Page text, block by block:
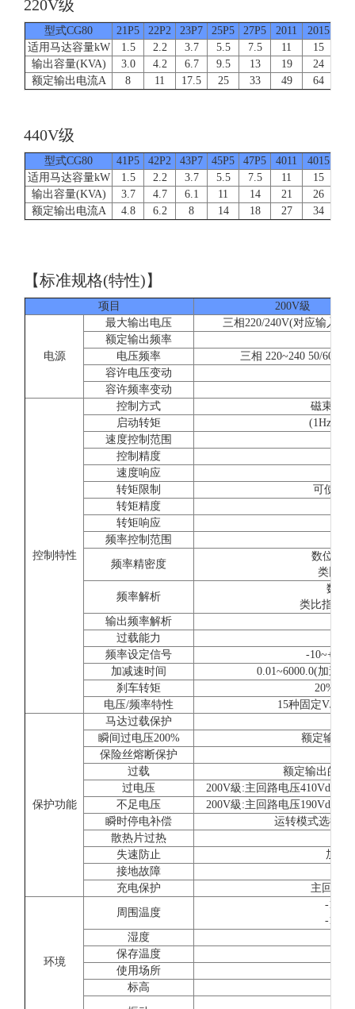
220V级
型式CG80 21P5 22P2 23P7 25P5 27P5 2011 2015
适用马达容量kW
1.5 2.2 3.7 5.5 7.5 11 15
输出容量(KVA)
3.0 4.2 6.7 9.5 13 19 24
额定输出电流A
8 11 17.5 25 33 49 64
440V级
型式CG80 41P5 42P2 43P7 45P5 47P5 4011 4015
适用马达容量kW
1.5 2.2 3.7 5.5 7.5 11 15
输出容量(KVA)
3.7 4.7 6.1 11 14 21 26
额定输出电流A
4.8 6.2 8 14 18 27 34
【标准规格(特性)】
项目 200V級
电源
最大输出电压
三相220/240V(对应输入电
额定输出频率
电压频率
三相 220~240 50/60Hz
容许电压变动
容许频率变动
控制特性
控制方式
磁束电
启动转矩
(1Hz時
速度控制范围
控制精度
速度响应
转矩限制
可使用(
转矩精度
转矩响应
频率控制范围
频率精密度
数位指
类比指
频率解析
数位
类比指令
输出频率解析
过载能力
频率设定信号
-
加减速时间
0.01~6000.0(加速
刹车转矩
20%(附
电压/频率特性
15种固定V/f特
保护功能
马达过载保护
瞬间过电压200%
额定输出
保险丝熔断保护
过载
额定输出的
过电压
200V級:主回路电压410Vdc以
不足电压
200V級:主回路电压190Vdc以
瞬时停电补偿
运转模式选择约
散热片过热
失速防止
加减
接地故障
充电保护
主回路
环境
周围温度
-
-
湿度
保存温度
使用场所
标高